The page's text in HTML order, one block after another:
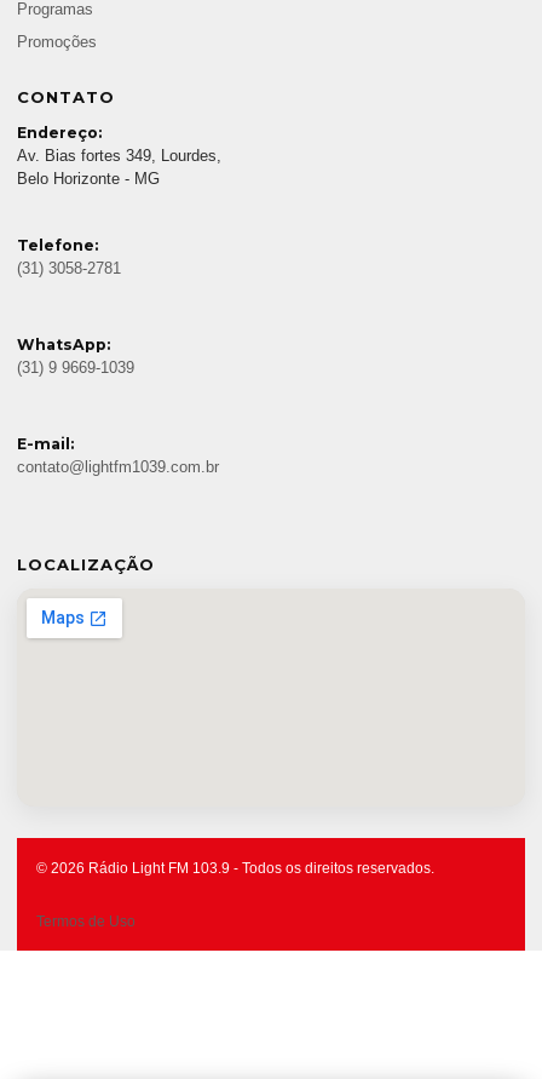
Programas
Promoções
CONTATO
Endereço:
Av. Bias fortes 349, Lourdes,
Belo Horizonte - MG
Telefone:
(31) 3058-2781
WhatsApp:
(31) 9 9669-1039
E-mail:
contato@lightfm1039.com.br
LOCALIZAÇÃO
© 2026 Rádio Light FM 103.9 - Todos os direitos reservados.
Termos de Uso